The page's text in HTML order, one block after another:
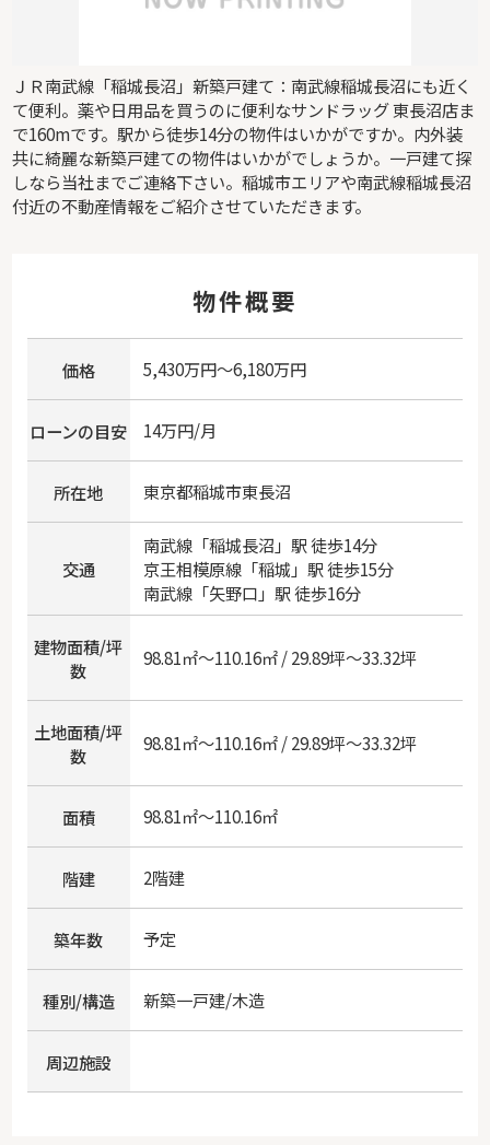
ＪＲ南武線「稲城長沼」新築戸建て：南武線稲城長沼にも近く
て便利。薬や日用品を買うのに便利なサンドラッグ 東長沼店ま
で160mです。駅から徒歩14分の物件はいかがですか。内外装
共に綺麗な新築戸建ての物件はいかがでしょうか。一戸建て探
しなら当社までご連絡下さい。稲城市エリアや南武線稲城長沼
付近の不動産情報をご紹介させていただきます。
物件概要
価格 5,430万円～6,180万円
ローンの目安 14万円/月
所在地 東京都稲城市東長沼
交通
南武線「稲城長沼 」駅 徒歩14分
京王相模原線「稲城」駅 徒歩15分
南武線「矢野口 」駅 徒歩16分
建物面積/坪
数
98.81㎡～110.16㎡ / 29.89坪～33.32坪
土地面積/坪
数
98.81㎡～110.16㎡ / 29.89坪～33.32坪
面積 98.81㎡～110.16㎡
階建 2階建
築年数 予定
種別/構造 新築一戸建/木造
周辺施設